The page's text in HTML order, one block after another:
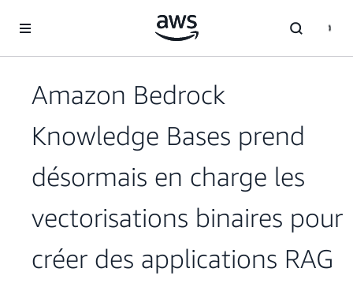
Amazon Bedrock
Knowledge Bases prend
désormais en charge les
vectorisations binaires pour
créer des applications RAG